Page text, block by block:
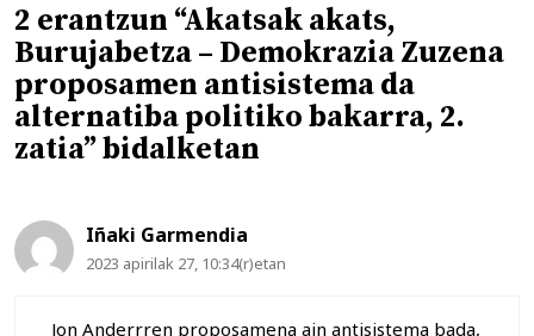
2 erantzun “Akatsak akats,
Burujabetza – Demokrazia Zuzena
proposamen antisistema da
alternatiba politiko bakarra, 2.
zatia” bidalketan
Iñaki Garmendia
2023 apirilak 27, 10:34(r)etan
Jon Anderrren proposamena ain antisistema bada,